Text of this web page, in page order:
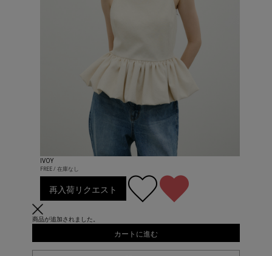
IVOY
FREE / 在庫なし
再入荷リクエスト
商品が追加されました。
カートに進む